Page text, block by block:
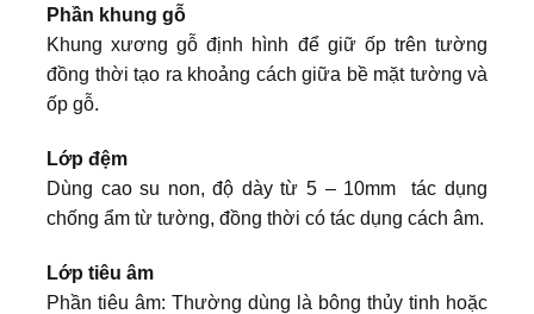
Phần khung gỗ
Khung xương gỗ định hình để giữ ốp trên tường
đồng thời tạo ra khoảng cách giữa bề mặt tường và
ốp gỗ.
Lớp đệm
Dùng cao su non, độ dày từ 5 – 10mm tác dụng
chống ẩm từ tường, đồng thời có tác dụng cách âm.
Lớp tiêu âm
Phần tiêu âm: Thường dùng là bông thủy tinh hoặc